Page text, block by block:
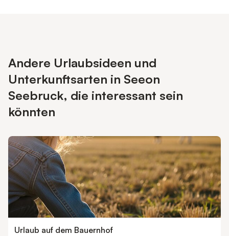
Andere Urlaubsideen und
Unterkunftsarten in Seeon
Seebruck, die interessant sein
könnten
Urlaub auf dem Bauernhof